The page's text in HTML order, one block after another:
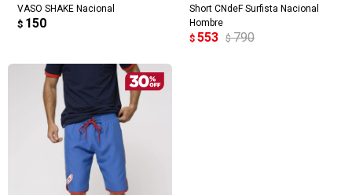
VASO SHAKE Nacional
$ 150
Short CNdeF Surfista Nacional
Hombre
$ 553 $ 790